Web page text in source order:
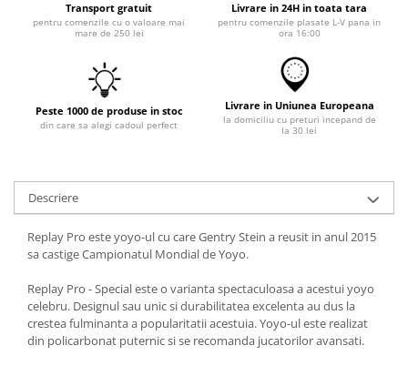
Transport gratuit
pentru comenzile cu o valoare mai
mare de 250 lei
Livrare in 24H in toata tara
pentru comenzile plasate L-V pana in
ora 16:00
Peste 1000 de produse in stoc
din care sa alegi cadoul perfect
Livrare in Uniunea Europeana
la domiciliu cu preturi incepand de
la 30 lei
Descriere
Replay Pro este yoyo-ul cu care Gentry Stein a reusit in anul 2015
sa castige Campionatul Mondial de Yoyo.
Replay Pro - Special este o varianta spectaculoasa a acestui yoyo
celebru. Designul sau unic si durabilitatea excelenta au dus la
crestea fulminanta a popularitatii acestuia. Yoyo-ul este realizat
din policarbonat puternic si se recomanda jucatorilor avansati.